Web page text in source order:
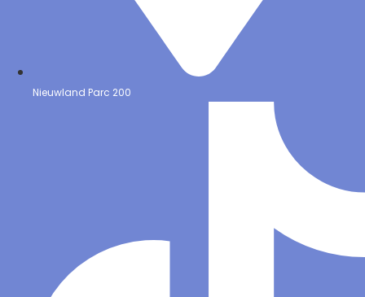
Nieuwland Parc 200